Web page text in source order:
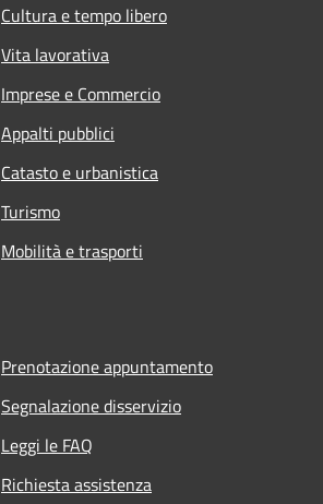
Cultura e tempo libero
Vita lavorativa
Imprese e Commercio
Appalti pubblici
Catasto e urbanistica
Turismo
Mobilità e trasporti
Prenotazione appuntamento
Segnalazione disservizio
Leggi le FAQ
Richiesta assistenza